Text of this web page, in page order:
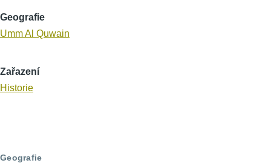
Geografie
Umm Al Quwain
Zařazení
Historie
Geografie